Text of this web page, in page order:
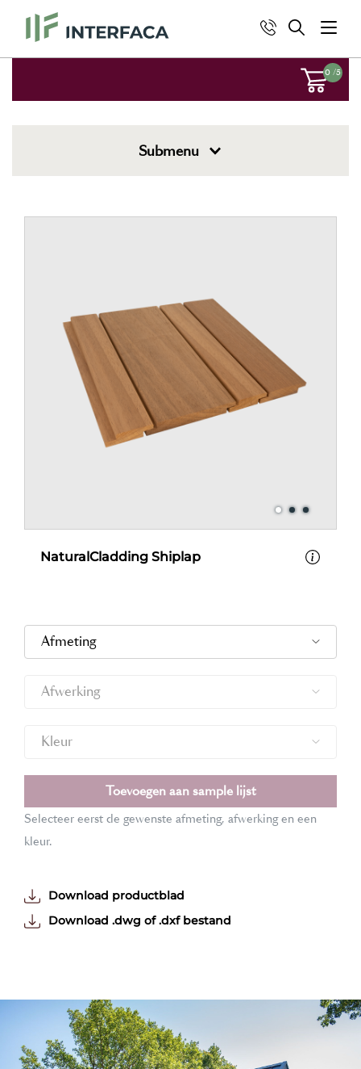
0 /5
Submenu
NaturalCladding Shiplap
Afmeting
Afwerking
Kleur
Toevoegen aan sample lijst
Selecteer eerst de gewenste afmeting, afwerking en een
kleur.
Download productblad
Download .dwg of .dxf bestand